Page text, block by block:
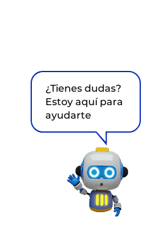
¿Tienes dudas?
Estoy aquí para
ayudarte